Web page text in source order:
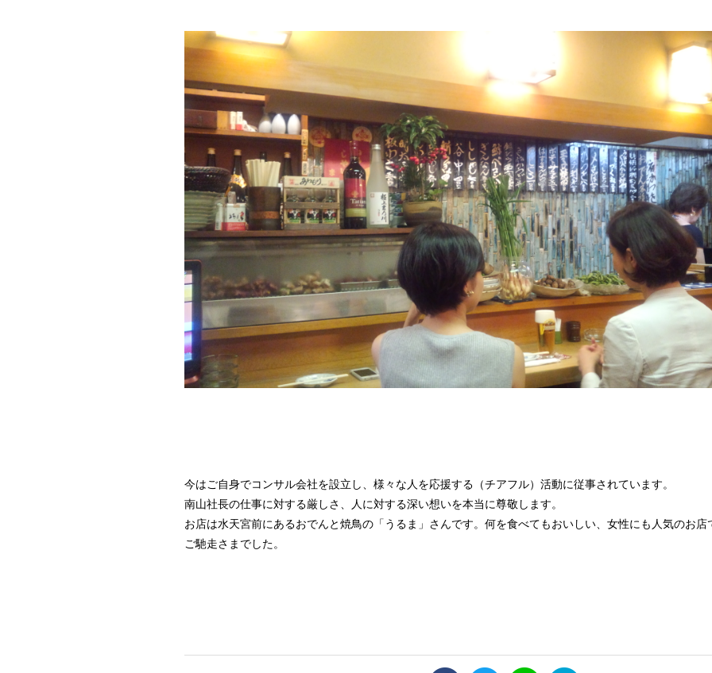
今はご自身でコンサル会社を設立し、様々な人を応援する（チアフル）活動に従事されています。
南山社長の仕事に対する厳しさ、人に対する深い想いを本当に尊敬します。
お店は水天宮前にあるおでんと焼鳥の「うるま」さんです。何を食べてもおいしい、女性にも人気のお店
ご馳走さまでした。